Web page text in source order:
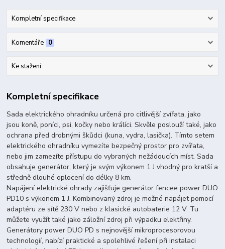
Kompletní specifikace
Komentáře 0
Ke stažení
Kompletní specifikace
Sada elektrického ohradníku určená pro citlivější zvířata, jako
jsou koně, poníci, psi, kočky nebo králíci. Skvěle poslouží také, jako
ochrana před drobnými škůdci (kuna, vydra, lasička). Tímto setem
elektrického ohradníku vymezíte bezpečný prostor pro zvířata,
nebo jim zamezíte přístupu do vybraných nežádoucích míst. Sada
obsahuje generátor, který je svým výkonem 1 J vhodný pro kratší a
středně dlouhé oplocení do délky 8 km.
Napájení elektrické ohrady zajišťuje generátor fencee power DUO
PD10 s výkonem 1 J. Kombinovaný zdroj je možné napájet pomocí
adaptéru ze sítě 230 V nebo z klasické autobaterie 12 V. Tu
můžete využít také jako záložní zdroj při výpadku elektřiny.
Generátory power DUO PD s nejnovější mikroprocesorovou
technologií, nabízí praktické a spolehlivé řešení při instalaci